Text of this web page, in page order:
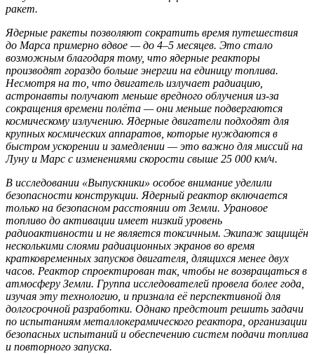
ракет.
Ядерные ракеты позволяют сократить время путешествия
до Марса примерно вдвое — до 4–5 месяцев. Это стало
возможным благодаря тому, что ядерные реакторы
производят гораздо больше энергии на единицу топлива.
Несмотря на то, что двигатель излучает радиацию,
астронавты получают меньше вредного облучения из-за
сокращения времени полёта — они меньше подвергаются
космическому излучению. Ядерные двигатели подходят для
крупных космических аппаратов, которые нуждаются в
быстром ускорении и замедлении — это важно для миссий на
Луну и Марс с изменениями скорости свыше 25 000 км/ч.
В исследовании «Выпускники» особое внимание уделили
безопасности конструкции. Ядерный реактор включается
только на безопасном расстоянии от Земли. Урановое
топливо до активации имеет низкий уровень
радиоактивности и не является токсичным. Экипаж защищён
несколькими слоями радиационных экранов во время
кратковременных запусков двигателя, длящихся менее двух
часов. Реактор спроектирован так, чтобы не возвращаться в
атмосферу Земли. Группа исследователей провела более года,
изучая эту технологию, и признала её перспективной для
долгосрочной разработки. Однако предстоит решить задачи
по испытаниям металлокерамического реактора, организации
безопасных испытаний и обеспечению систем подачи топлива
и повторного запуска.